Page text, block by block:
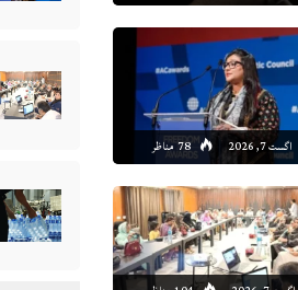
اگست 7, 2026 78 مناظر